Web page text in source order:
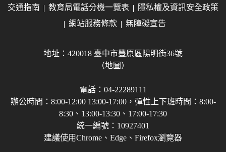
交通指南 教育局電話分機一覽表
隱私權及資訊安全政策
網站服務條款
無障礙宣告
地址：420018 臺中市豐原區陽明街36號
（地圖）
電話：04-22289111
辦公時間：8:00-12:00 13:00-17:00，彈性上下班時間：8:00-
8:30、13:00-13:30、17:00-17:30
統一編號：10927401
建議使用Chrome、Edge、Firefox瀏覽器